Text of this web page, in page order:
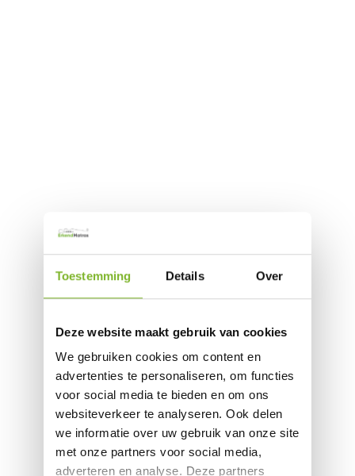
Toestemming Details Over
Deze website maakt gebruik van cookies
We gebruiken cookies om content en
advertenties te personaliseren, om functies
voor social media te bieden en om ons
websiteverkeer te analyseren. Ook delen
we informatie over uw gebruik van onze site
met onze partners voor social media,
adverteren en analyse. Deze partners